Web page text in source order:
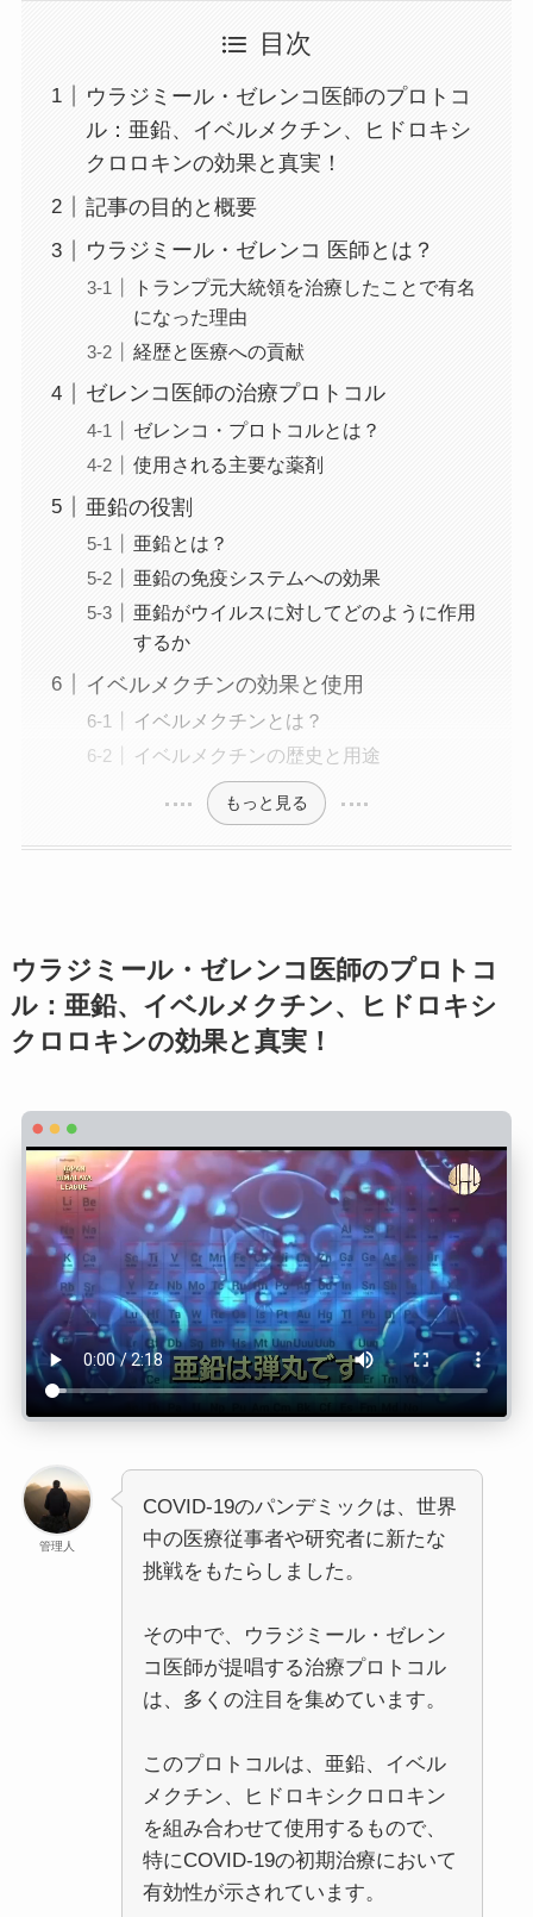
目次
ウラジミール・ゼレンコ医師のプロトコ
ル：亜鉛、イベルメクチン、ヒドロキシ
クロロキンの効果と真実！
記事の目的と概要
ウラジミール・ゼレンコ 医師とは？
トランプ元大統領を治療したことで有名
になった理由
経歴と医療への貢献
ゼレンコ医師の治療プロトコル
ゼレンコ・プロトコルとは？
使用される主要な薬剤
亜鉛の役割
亜鉛とは？
亜鉛の免疫システムへの効果
亜鉛がウイルスに対してどのように作用
するか
イベルメクチンの効果と使用
イベルメクチンとは？
イベルメクチンの歴史と用途
もっと見る
ウラジミール・ゼレンコ医師のプロトコ
ル：亜鉛、イベルメクチン、ヒドロキシ
クロロキンの効果と真実！
管理人
COVID-19のパンデミックは、世界
中の医療従事者や研究者に新たな
挑戦をもたらしました。
その中で、ウラジミール・ゼレン
コ医師が提唱する治療プロトコル
は、多くの注目を集めています。
このプロトコルは、亜鉛、イベル
メクチン、ヒドロキシクロロキン
を組み合わせて使用するもので、
特にCOVID-19の初期治療において
有効性が示されています。